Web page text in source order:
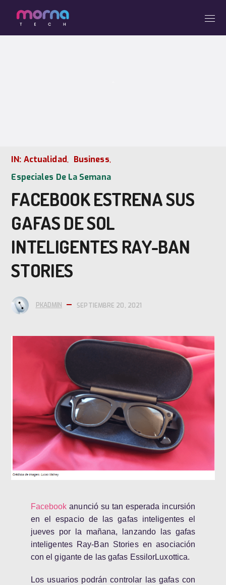
IN: Actualidad
Business
Especiales De La Semana
FACEBOOK ESTRENA SUS
GAFAS DE SOL
INTELIGENTES RAY-BAN
STORIES
PKADMIN SEPTIEMBRE 20, 2021
Facebook anunció su tan esperada incursión
en el espacio de las gafas inteligentes el
jueves por la mañana, lanzando las gafas
inteligentes Ray-Ban Stories en asociación
con el gigante de las gafas EssilorLuxottica.
Los usuarios podrán controlar las gafas con